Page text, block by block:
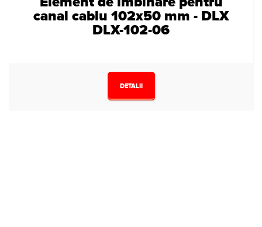
canal cablu 102x50 mm - DLX
DLX-102-06
DETALII